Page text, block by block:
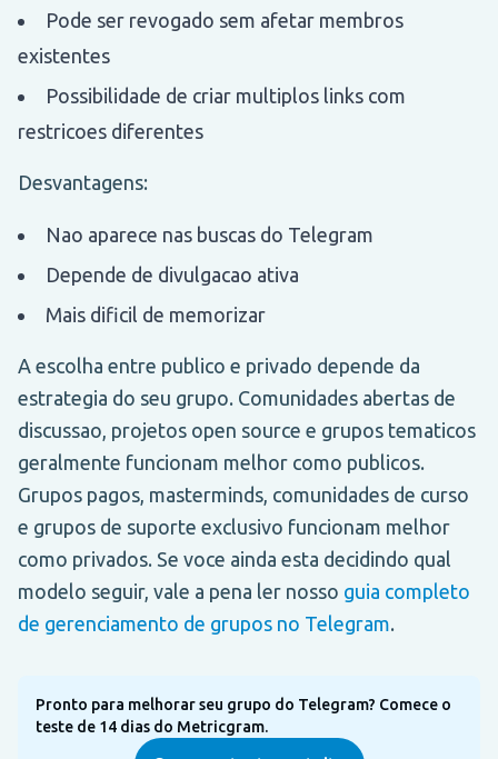
Pode ser revogado sem afetar membros
existentes
Possibilidade de criar multiplos links com
restricoes diferentes
Desvantagens:
Nao aparece nas buscas do Telegram
Depende de divulgacao ativa
Mais dificil de memorizar
A escolha entre publico e privado depende da
estrategia do seu grupo. Comunidades abertas de
discussao, projetos open source e grupos tematicos
geralmente funcionam melhor como publicos.
Grupos pagos, masterminds, comunidades de curso
e grupos de suporte exclusivo funcionam melhor
como privados. Se voce ainda esta decidindo qual
modelo seguir, vale a pena ler nosso guia completo
de gerenciamento de grupos no Telegram.
Pronto para melhorar seu grupo do Telegram? Comece o
teste de 14 dias do Metricgram.